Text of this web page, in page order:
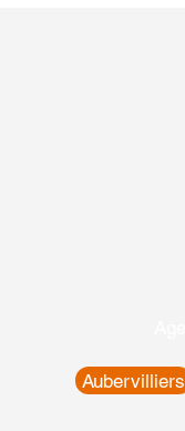
Aubervilliers